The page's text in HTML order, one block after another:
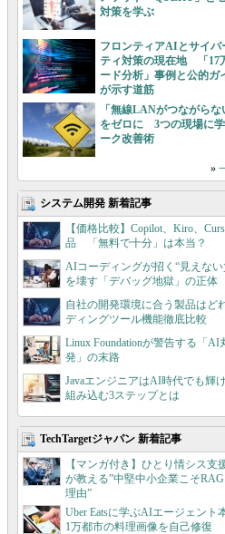
対策を学ぶ
フロンティアAIとサイバ
ティ対策の現在地 「17
ード分析」事例と公的ガ
が示す道筋
「無線LANがつながら
をゼロに 3つの現場に
ーク改善術
»
システム開発 新着記事
【価格比較】Copilot、Kiro、
品 「無料で十分」は本当？
AIコーディングが招く“見えな
を壊す「デバッグ地獄」の正体
自社の開発環境に合う製品は
ディングツール機能徹底比較
Linux Foundationが警告する「AI
発」の末路
JavaエンジニアはAI時代でも
組み込む3ステップとは
TechTargetジャパン 新着記事
【マンガ付き】ひとり情シス支
が教える”中堅中小企業こそ
理由”
Uber Eatsに学ぶAIエージェン
1万都市の料理画像を自己修復